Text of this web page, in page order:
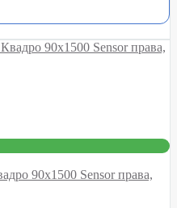
90х1500 Sensor права,